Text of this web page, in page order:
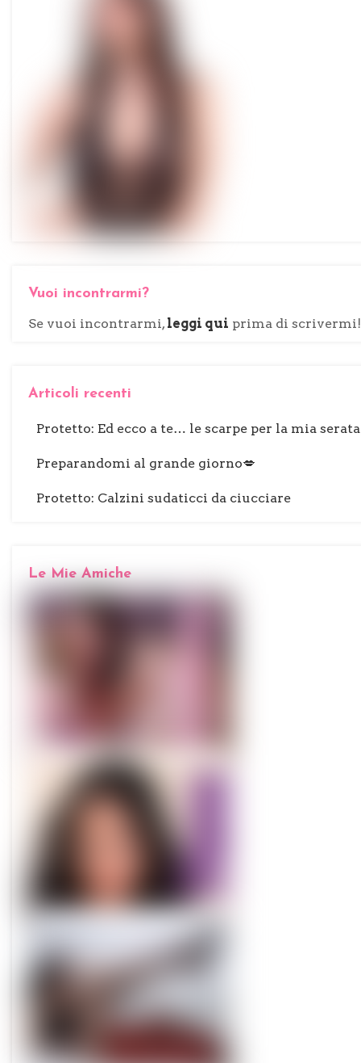
Vuoi incontrarmi?
Se vuoi incontrarmi, leggi qui prima di scrivermi!
Articoli recenti
Protetto: Ed ecco a te… le scarpe per la mia
Preparandomi al grande giorno💋
Protetto: Calzini sudaticci da ciucciare
Le Mie Amiche